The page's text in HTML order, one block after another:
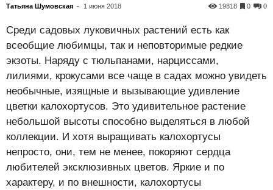
Татьяна Шумовская - 1 июня 2018 0
0
19818
Среди садовых луковичных растений есть как
всеобщие любимцы, так и неповторимые редкие
экзоты. Наряду с тюльпанами, нарциссами,
лилиями, крокусами все чаще в садах можно увидеть
необычные, изящные и вызывающие удивление
цветки калохортусов. Это удивительное растение
небольшой высоты способно выделяться в любой
коллекции. И хотя выращивать калохортусы
непросто, они, тем не менее, покоряют сердца
любителей эксклюзивных цветов. Яркие и по
характеру, и по внешности, калохортусы